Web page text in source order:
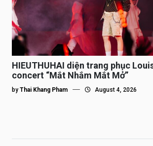
HIEUTHUHAI diện trang phục
concert “Mắt Nhắm Mắt Mở”
by Thai Khang Pham August 4, 2026